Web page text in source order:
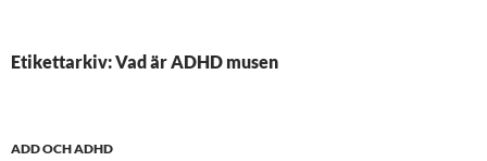
Etikettarkiv: Vad är ADHD musen
ADD OCH ADHD